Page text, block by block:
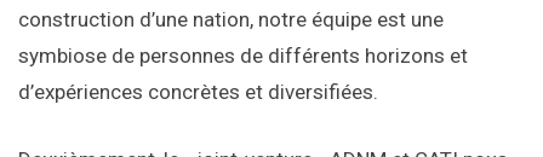
construction d’une nation, notre équipe est une
symbiose de personnes de différents horizons et
d’expériences concrètes et diversifiées.